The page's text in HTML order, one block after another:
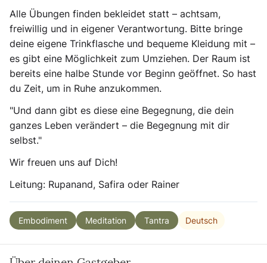
Alle Übungen finden bekleidet statt – achtsam,
freiwillig und in eigener Verantwortung. Bitte bringe
deine eigene Trinkflasche und bequeme Kleidung mit –
es gibt eine Möglichkeit zum Umziehen. Der Raum ist
bereits eine halbe Stunde vor Beginn geöffnet. So hast
du Zeit, um in Ruhe anzukommen.
"Und dann gibt es diese eine Begegnung, die dein
ganzes Leben verändert – die Begegnung mit dir
selbst."
Wir freuen uns auf Dich!
Leitung: Rupanand, Safira oder Rainer
Embodiment Meditation Tantra Deutsch